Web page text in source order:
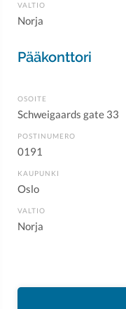
VALTIO
Norja
Pääkonttori
OSOITE
Schweigaards gate 33
POSTINUMERO
0191
KAUPUNKI
Oslo
VALTIO
Norja